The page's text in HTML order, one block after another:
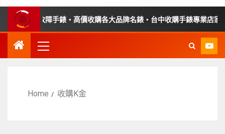
・收購故障手錶・高價收購各大品牌名錶・台中收購手錶專業店家・平
Home 收購K金